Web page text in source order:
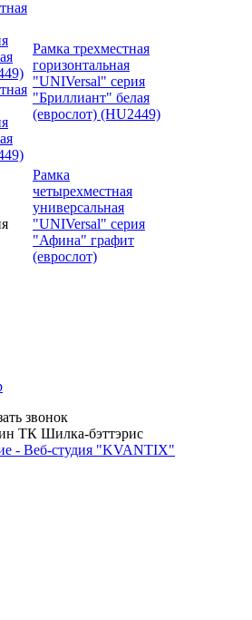
Рамка трехместная
горизонтальная
"UNIVersal" серия
"Бриллиант" белая
(еврослот) (HU2449)
Рамка
четырехместная
универсальная
"UNIVersal" серия
"Афина" графит
(еврослот)
звонок
ТК Шилка-бэттэрис
- Веб-студия "KVANTIX"